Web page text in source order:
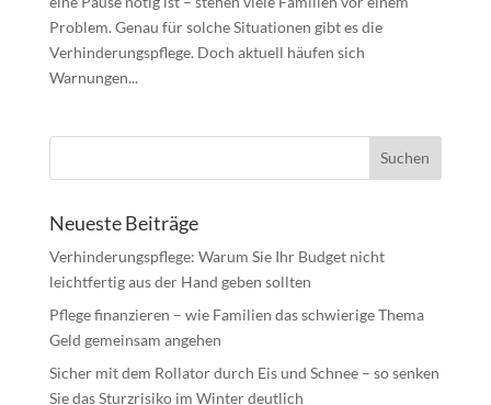
Problem. Genau für solche Situationen gibt es die
Verhinderungspflege. Doch aktuell häufen sich
Warnungen...
Neueste Beiträge
Verhinderungspflege: Warum Sie Ihr Budget nicht
leichtfertig aus der Hand geben sollten
Pflege finanzieren – wie Familien das schwierige Thema
Geld gemeinsam angehen
Sicher mit dem Rollator durch Eis und Schnee – so senken
Sie das Sturzrisiko im Winter deutlich